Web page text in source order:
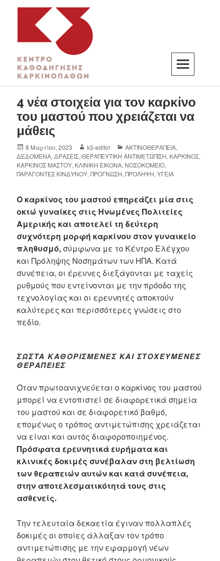
K3
ΚΕΝΤΡΟ ΚΑΘΟΔΗΓΗΣΗΣ ΚΑΡΚΙΝΟΠΑΘΩΝ
4 νέα στοιχεία για τον καρκίνο
του μαστού που χρειάζεται να
μάθεις
8 Μαρτίου, 2023 k3-editor ΑΚΤΙΝΟΘΕΡΑΠΕΙΑ,
ΔΕΔΟΜΕΝΑ,ΔΡΑΣΕΙΣ,ΘΕΡΑΠΕΥΤΙΚΗ ΑΝΤΙΜΕΤΩΠΙΣΗ, ΚΑΡΚΙΝΟΣ,
ΚΑΡΚΙΝΟΣ ΜΑΣΤΟΥ, ΚΛΙΝΙΚΗ ΕΙΚΟΝΑ, ΝΟΣΟΚΟΜΕΙΟ,
ΠΑΡΑΓΟΝΤΕΣ ΚΙΝΔΥΝΟΥ,ΠΡΟΓΝΩΣΗ,ΠΡΟΛΗΨΗ,ΥΓΕΙΑ
Ο καρκίνος του μαστού επηρεάζει μία στις
οκτώ γυναίκες στις Ηνωμένες Πολιτείες
Αμερικής και αποτελεί τη δεύτερη
συχνότερη μορφή καρκίνου στον γυναικείο
πληθυσμό, σύμφωνα με το Κέντρο Ελέγχου
και Πρόληψης Νοσημάτων των ΗΠΑ. Κατά
συνέπεια, οι έρευνες διεξάγονται με ταχείς
ρυθμούς που εντείνονται με την πρόοδο της
τεχνολογίας και οι ερευνητές αποκτούν
καλύτερες και περισσότερες γνώσεις στο
πεδίο.
ΣΩΣΤΆ ΚΑΘΟΡΙΣΜΈΝΕΣ ΚΑΙ ΣΤΟΧΕΥΜΈΝΕΣ
ΘΕΡΑΠΕΊΕΣ
Όταν πρωτοανιχνεύεται ο καρκίνος του μαστού
μπορεί να εντοπιστεί σε διαφορετικά σημεία
του μαστού και σε διαφορετικό βαθμό,
επομένως ο τρόπος αντιμετώπισης χρειάζεται
να είναι και αυτός διαφοροποιημένος.
Πρόσφατα ερευνητικά ευρήματα και
κλινικές δοκιμές συνέβαλαν στη βελτίωση
των θεραπειών αυτών και κατά συνέπεια,
στην αποτελεσματικότητά τους στις
ασθενείς.
Την τελευταία δεκαετία έγιναν πολλαπλές
δοκιμές οι οποίες άλλαξαν τον τρόπο
αντιμετώπισης με την εφαρμογή νέων